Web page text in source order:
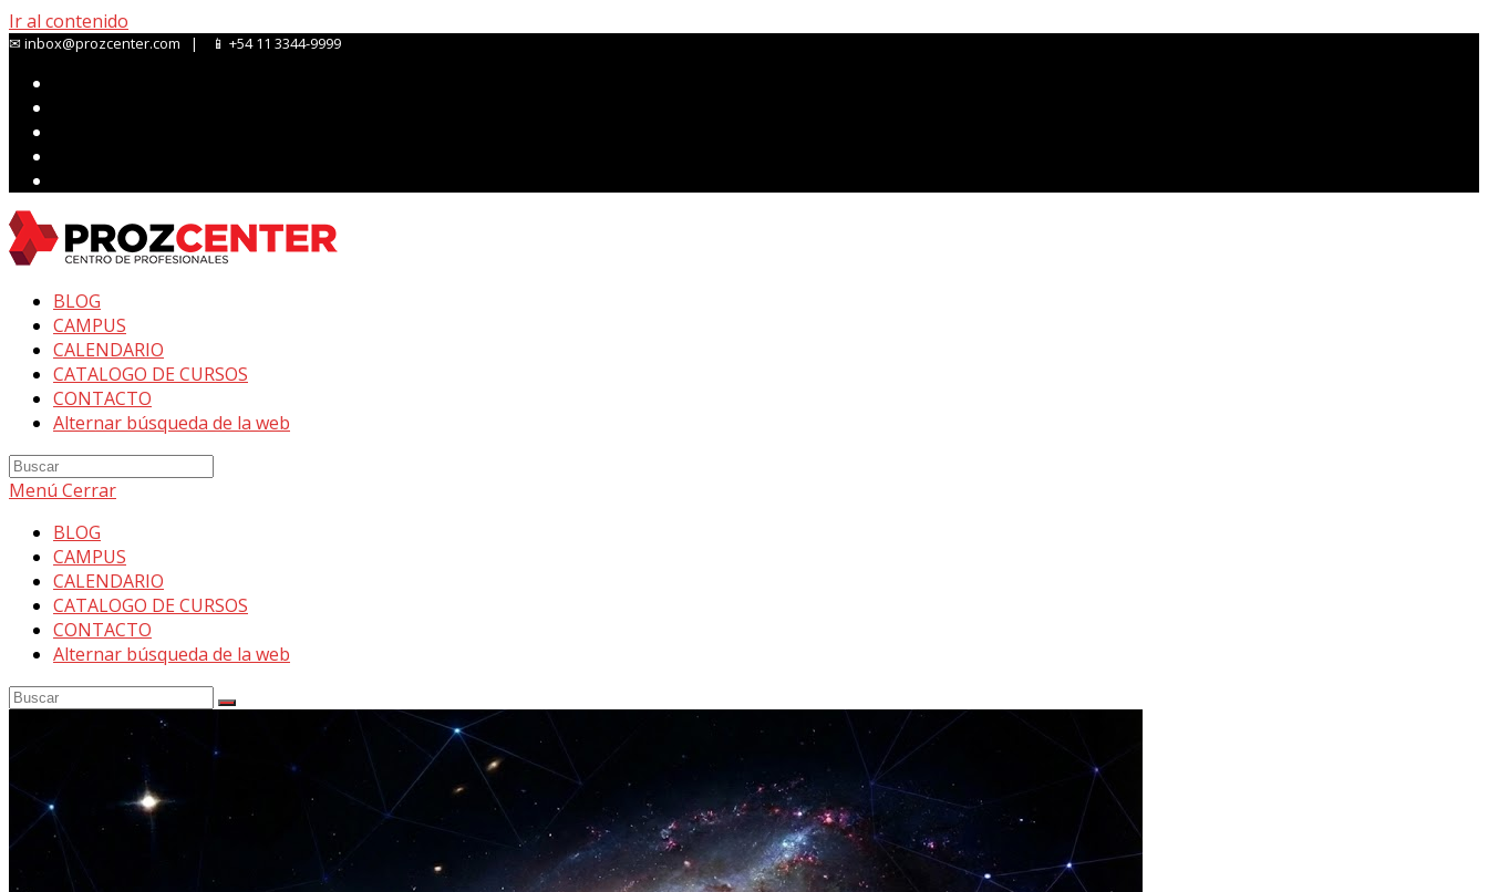
Ir al contenido
✉ inbox@prozcenter.com | 📱 +54 11 3344-9999
BLOG
CAMPUS
CALENDARIO
CATALOGO DE CURSOS
CONTACTO
Alternar búsqueda de la web
Menú Cerrar
BLOG
CAMPUS
CALENDARIO
CATALOGO DE CURSOS
CONTACTO
Alternar búsqueda de la web